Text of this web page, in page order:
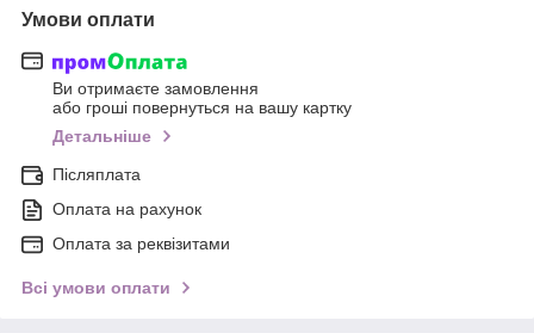
Умови оплати
Ви отримаєте замовлення
або гроші повернуться на вашу картку
Детальніше
Післяплата
Оплата на рахунок
Оплата за реквізитами
Всі умови оплати